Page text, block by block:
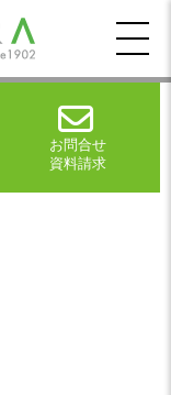
お問合せ
資料請求